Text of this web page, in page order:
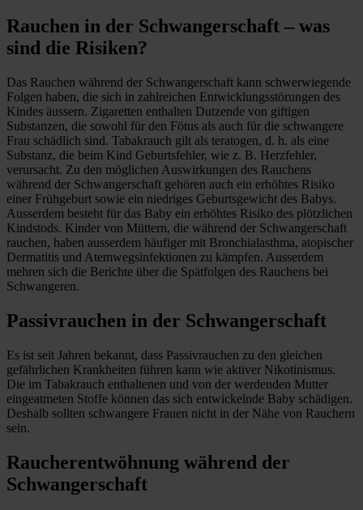
Rauchen in der Schwangerschaft – was
sind die Risiken?
Das Rauchen während der Schwangerschaft kann schwerwiegende
Folgen haben, die sich in zahlreichen Entwicklungsstörungen des
Kindes äussern. Zigaretten enthalten Dutzende von giftigen
Substanzen, die sowohl für den Fötus als auch für die schwangere
Frau schädlich sind. Tabakrauch gilt als teratogen, d. h. als eine
Substanz, die beim Kind Geburtsfehler, wie z. B. Herzfehler,
verursacht. Zu den möglichen Auswirkungen des Rauchens
während der Schwangerschaft gehören auch ein erhöhtes Risiko
einer Frühgeburt sowie ein niedriges Geburtsgewicht des Babys.
Ausserdem besteht für das Baby ein erhöhtes Risiko des plötzlichen
Kindstods. Kinder von Müttern, die während der Schwangerschaft
rauchen, haben ausserdem häufiger mit Bronchialasthma, atopischer
Dermatitis und Atemwegsinfektionen zu kämpfen. Ausserdem
mehren sich die Berichte über die Spätfolgen des Rauchens bei
Schwangeren.
Passivrauchen in der Schwangerschaft
Es ist seit Jahren bekannt, dass Passivrauchen zu den gleichen
gefährlichen Krankheiten führen kann wie aktiver Nikotinismus.
Die im Tabakrauch enthaltenen und von der werdenden Mutter
eingeatmeten Stoffe können das sich entwickelnde Baby schädigen.
Deshalb sollten schwangere Frauen nicht in der Nähe von Rauchern
sein.
Raucherentwöhnung während der
Schwangerschaft